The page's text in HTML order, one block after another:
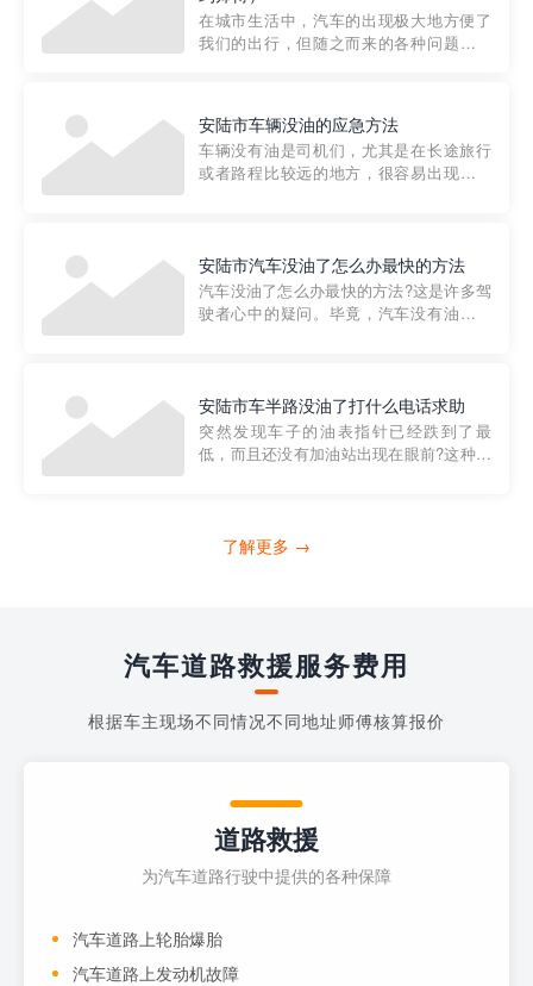
在城市生活中，汽车的出现极大地方便了
我们的出行，但随之而来的各种问题也让
紧急情况下，我们需要一种高效可靠的救
援方式。而这时，地库救援专...
安陆市车辆没油的应急方法
车辆没有油是司机们，尤其是在长途旅行
或者路程比较远的地方，很容易出现这种
的送油师傅，解决没油的紧急情况。 首
先，让我们来了解一下穿...
安陆市汽车没油了怎么办最快的方法
汽车没油了怎么办最快的方法?这是许多驾
驶者心中的疑问。毕竟，汽车没有油就无
越者小程序是一款专门解决汽车没油问题
的在线服务平台。通过...
安陆市车半路没油了打什么电话求助
突然发现车子的油表指针已经跌到了最
低，而且还没有加油站出现在眼前?这种情
打4006363122请求送油人员来帮助你。
了解更多 →
汽车道路救援服务费用
根据车主现场不同情况不同地址师傅核算报价
道路救援
为汽车道路行驶中提供的各种保障
汽车道路上轮胎爆胎
汽车道路上发动机故障